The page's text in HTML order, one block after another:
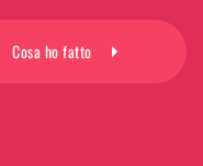
Cosa ho fatto